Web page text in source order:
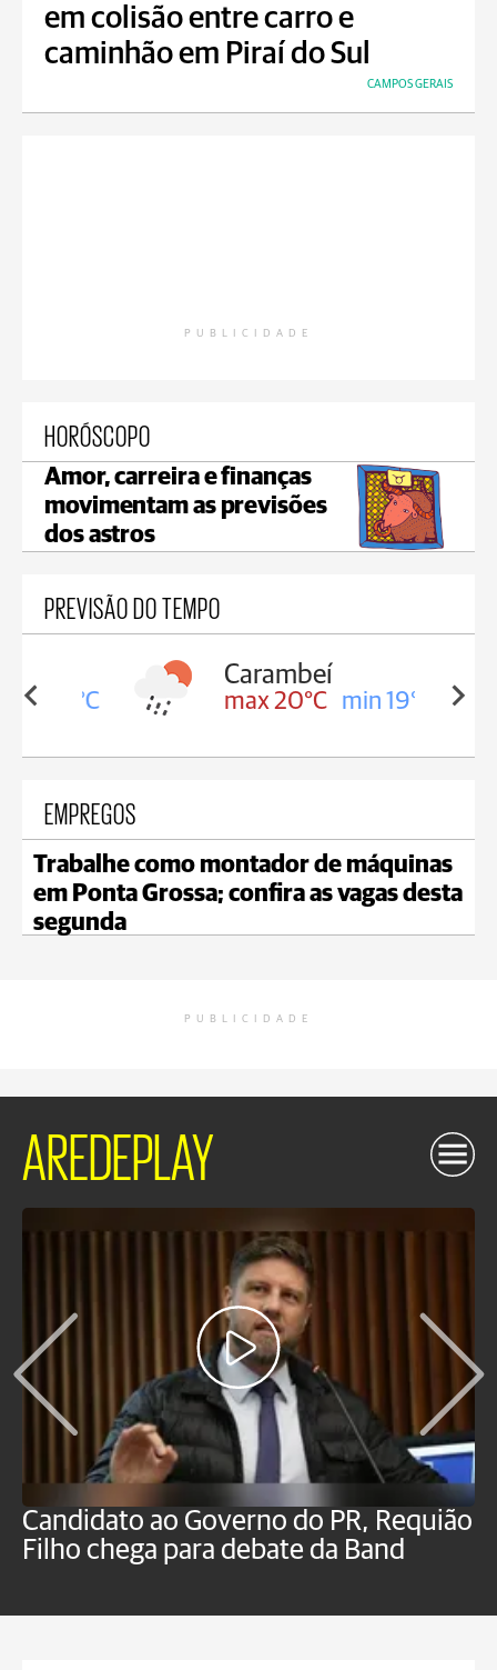
em colisão entre carro e
caminhão em Piraí do Sul
CAMPOS GERAIS
PUBLICIDADE
HORÓSCOPO
Amor, carreira e finanças
movimentam as previsões
dos astros
PREVISÃO DO TEMPO
19°C
Carambeí
max 20°C min 19°C
EMPREGOS
Trabalhe como montador de máquinas
em Ponta Grossa; confira as vagas desta
segunda
PUBLICIDADE
AREDEPLAY
Candidato ao Governo do PR, Requião
Filho chega para debate da Band